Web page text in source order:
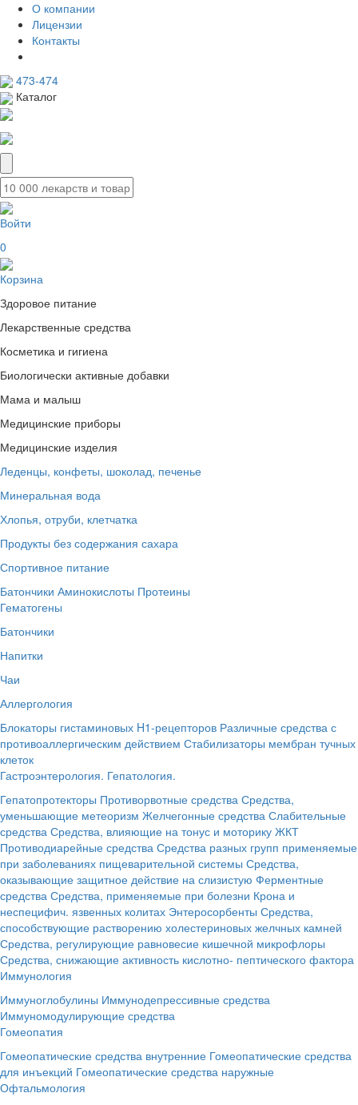
О компании
Лицензии
Контакты
473-474
Каталог
Войти
0
Корзина
Здоровое питание
Лекарственные средства
Косметика и гигиена
Биологически активные добавки
Мама и малыш
Медицинские приборы
Медицинские изделия
Леденцы, конфеты, шоколад, печенье
Минеральная вода
Хлопья, отруби, клетчатка
Продукты без содержания сахара
Спортивное питание
Батончики Аминокислоты Протеины
Гематогены
Батончики
Напитки
Чаи
Аллергология
Блокаторы гистаминовых H1-рецепторов Различные средства с
противоаллергическим действием Стабилизаторы мембран тучных
клеток
Гастроэнтерология. Гепатология.
Гепатопротекторы Противорвотные средства Средства,
уменьшающие метеоризм Желчегонные средства Слабительные
средства Средства, влияющие на тонус и моторику ЖКТ
Противодиарейные средства Средства разных групп применяемые
при заболеваниях пищеварительной системы Средства,
оказывающие защитное действие на слизистую Ферментные
средства Средства, применяемые при болезни Крона и
неспецифич. язвенных колитах Энтеросорбенты Средства,
способствующие растворению холестериновых желчных камней
Средства, регулирующие равновесие кишечной микрофлоры
Средства, снижающие активность кислотно- пептического фактора
Иммунология
Иммуноглобулины Иммунодепрессивные средства
Иммуномодулирующие средства
Гомеопатия
Гомеопатические средства внутренние Гомеопатические средства
для инъекций Гомеопатические средства наружные
Офтальмология